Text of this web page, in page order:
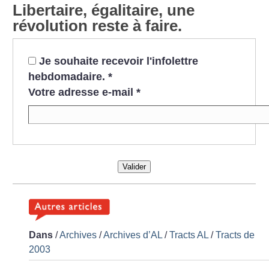
Libertaire, égalitaire, une
révolution reste à faire.
Je souhaite recevoir l'infolettre
hebdomadaire. *
Votre adresse e-mail *
Valider
Dans /Archives /Archives d’AL /Tracts AL /Tracts de
2003